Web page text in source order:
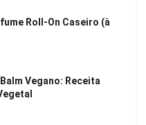
Roll-On Caseiro (à
Vegano: Receita